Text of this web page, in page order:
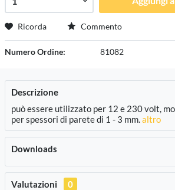
Ricorda Commento
Numero Ordine: 81082
Descrizione
può essere utilizzato per 12 e 230 volt,
per spessori di parete di 1 - 3 mm.altro
Downloads
Valutazioni
0